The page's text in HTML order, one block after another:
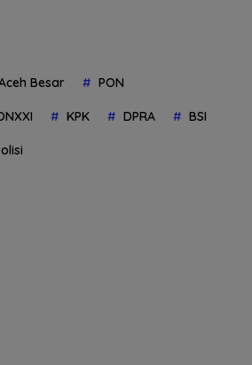
Besar PON
KPK DPRA BSI